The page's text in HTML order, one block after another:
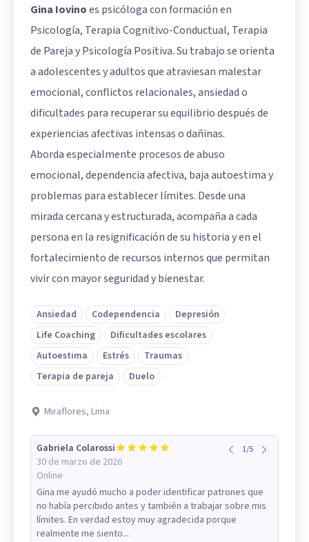
Gina Iovinoes psicóloga con formación en
Psicología, Terapia Cognitivo-Conductual, Terapia
de Pareja y Psicología Positiva. Su trabajo se orienta
a adolescentes y adultos que atraviesan malestar
emocional, conflictos relacionales, ansiedad o
dificultades para recuperar su equilibrio después de
experiencias afectivas intensas o dañinas.
Aborda especialmente procesos de abuso
emocional, dependencia afectiva, baja autoestima y
problemas para establecer límites. Desde una
mirada cercana y estructurada, acompaña a cada
persona en la resignificación de su historia y en el
fortalecimiento de recursos internos que permitan
vivir con mayor seguridad y bienestar.
Ansiedad Codependencia
Depresión
Life Coaching
Dificultades escolares
Autoestima
Estrés
Traumas
Terapia de pareja
Duelo
Miraflores, Lima
Gabriela Colarossi
30 de marzo de 2026
Online
1/5
Gina me ayudó mucho a poder identificar patrones que
no había percibido antes y también a trabajar sobre mis
límites. En verdad estoy muy agradecida porque
realmente me siento...